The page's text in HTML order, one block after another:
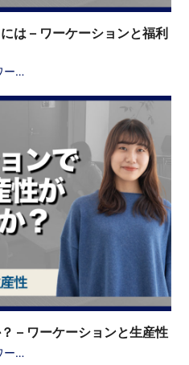
は – ワーケーションと福利
ー…
– ワーケーションと生産性
ー…